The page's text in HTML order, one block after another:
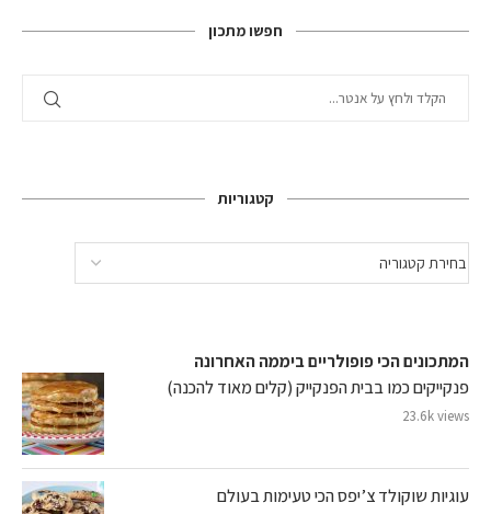
חפשו מתכון
קטגוריות
המתכונים הכי פופולריים ביממה האחרונה
פנקייקים כמו בבית הפנקייק (קלים מאוד להכנה)
23.6k views
עוגיות שוקולד צ’יפס הכי טעימות בעולם